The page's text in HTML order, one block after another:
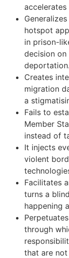
accelerates
hotspot
in prison-
decision
deportation.
Creates
migration
a
Fails to
Member
instead of
It injects
violent
Facilitates
turns a
happening
through
that are not